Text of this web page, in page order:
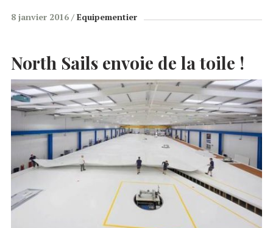
8 janvier 2016 Equipementier
North Sails envoie de la toile !